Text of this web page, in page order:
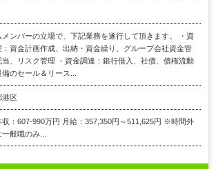
メンバーの立場で、下記業務を遂行して頂きます。 ・資
：資金計画作成、出納・資金繰り、グループ会社資金管
当、リスク管理 ・資金調達：銀行借入、社債、債権流動
のセール＆リース...
港区
収：607-990万円 月給：357,350円～511,625円 ※時間外
般職のみ...